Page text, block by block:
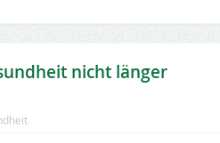
nicht länger